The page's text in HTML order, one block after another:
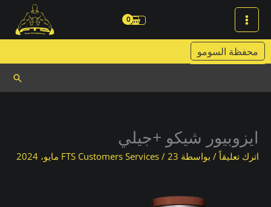
تخطي
المحتوى
محفظة السومو
ايزوبيور شيكو +جيلي
اترك تعليقاً / بواسطة FTS Customers Services / 23 مايو، 2024